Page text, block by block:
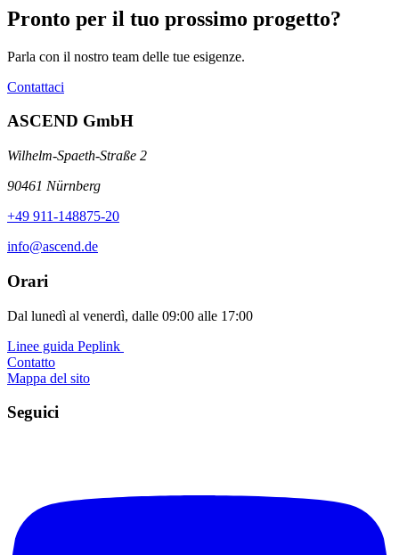
Pronto per il tuo prossimo progetto?
Parla con il nostro team delle tue esigenze.
Contattaci
ASCEND GmbH
Wilhelm-Spaeth-Straße 2
90461 Nürnberg
+49 911-148875-20
info@ascend.de
Orari
Dal lunedì al venerdì, dalle 09:00 alle 17:00
Linee guida Peplink ️
Contatto
Mappa del sito
Seguici